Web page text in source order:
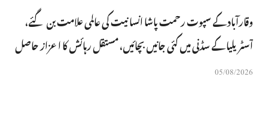
وقارآباد کے سپوت رحمت پاشا انسانیت کی عالمی علامت بن گئے،
آسٹریلیا کے سڈنی میں کئی جانیں بچائیں، مستقل رہائش کا اعزاز حاصل
05/08/2026